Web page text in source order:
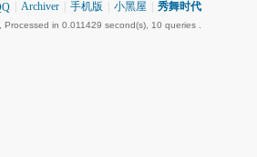
Archiver 手机版 小黑屋 秀舞时代
, Processed in 0.011429 second(s), 10 queries .